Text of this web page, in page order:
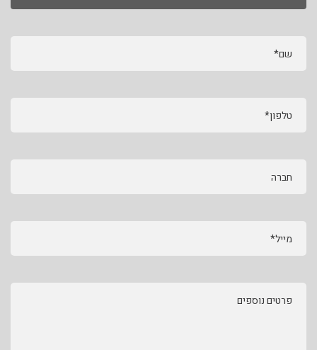
שם*
טלפון*
חברה
מייל*
פרטים נוספים